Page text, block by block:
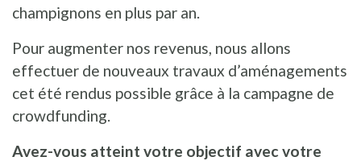
champignons en plus par an.
Pour augmenter nos revenus, nous allons
effectuer de nouveaux travaux d’aménagements
cet été rendus possible grâce à la campagne de
crowdfunding.
Avez-vous atteint votre objectif avec votre